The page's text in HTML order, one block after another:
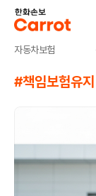
자동차보험
#책임보험유지